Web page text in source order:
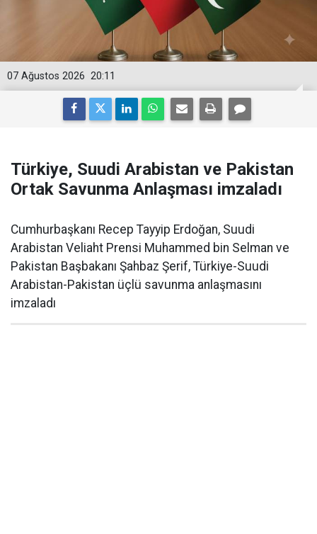
20:11
07 Ağustos 2026
Türkiye, Suudi Arabistan ve Pakistan
Ortak Savunma Anlaşması imzaladı
Cumhurbaşkanı Recep Tayyip Erdoğan, Suudi
Arabistan Veliaht Prensi Muhammed bin Selman ve
Pakistan Başbakanı Şahbaz Şerif, Türkiye-Suudi
Arabistan-Pakistan üçlü savunma anlaşmasını
imzaladı